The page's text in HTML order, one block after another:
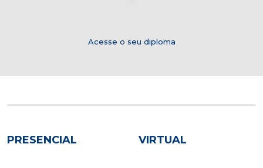
Acesse o seu diploma
PRESENCIAL VIRTUAL